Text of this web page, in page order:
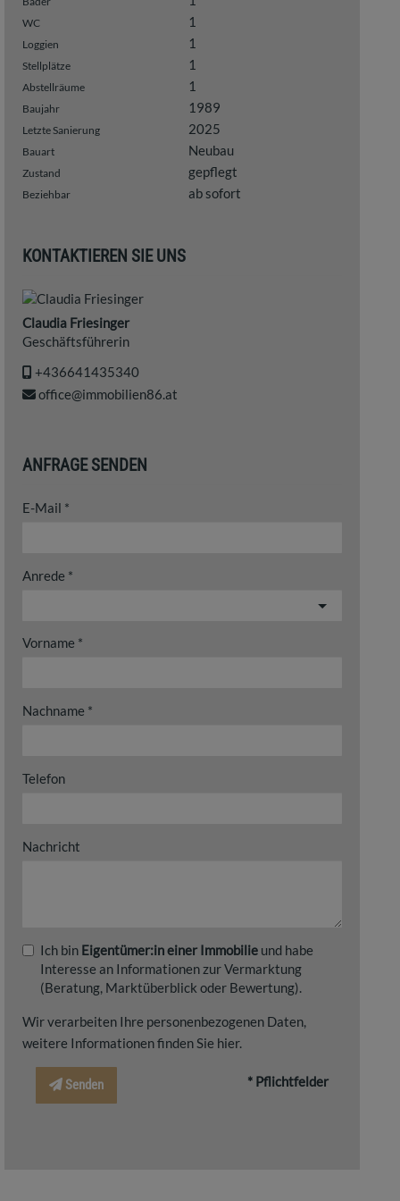
WC 1
Loggien 1
Stellplätze 1
Abstellräume 1
Baujahr 1989
Letzte Sanierung 2025
Bauart Neubau
Zustand gepflegt
Beziehbar ab sofort
KONTAKTIEREN SIE UNS
Claudia Friesinger
Geschäftsführerin
+436641435340
office@immobilien86.at
ANFRAGE SENDEN
E-Mail
Anrede
Vorname
Nachname
Telefon
Nachricht
Ich bin Eigentümer:in einer Immobilie und habe
Interesse an Informationen zur Vermarktung
(Beratung, Marktüberblick oder Bewertung).
Wir verarbeiten Ihre personenbezogenen Daten,
weitere Informationen finden Sie hier.
Senden * Pflichtfelder